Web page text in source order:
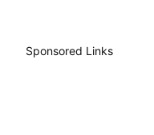
Sponsored Links